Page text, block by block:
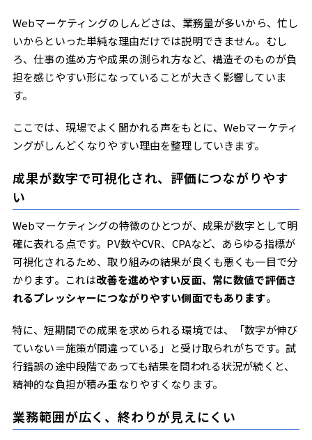
Webマーケティングのしんどさは、業務量が多いから、忙し
いからといった単純な理由だけでは説明できません。むし
ろ、仕事の進め方や成果の測られ方など、構造そのものが負
担を感じやすい形になっていることが大きく影響していま
す。
ここでは、現場でよく聞かれる声をもとに、Webマーケティ
ングがしんどくなりやすい理由を整理していきます。
成果が数字で可視化され、評価につながりやす
い
Webマーケティングの特徴のひとつが、成果が数字として明
確に表れる点です。PV数やCVR、CPAなど、あらゆる指標が
可視化されるため、取り組みの結果が良くも悪くも一目で分
かります。これは改善を進めやすい反面、常に数値で評価さ
れるプレッシャーにつながりやすい側面でもあります。
特に、短期間での成果を求められる環境では、「数字が伸び
ていない＝施策が間違っている」と受け取られがちです。試
行錯誤の途中段階であっても結果を問われる状況が続くと、
精神的な負担が積み重なりやすくなります。
業務範囲が広く、終わりが見えにくい